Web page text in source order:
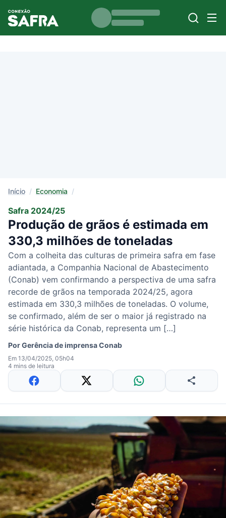
Início / Economia /
Safra 2024/25
Produção de grãos é estimada em
330,3 milhões de toneladas
Com a colheita das culturas de primeira safra em fase
adiantada, a Companhia Nacional de Abastecimento
(Conab) vem confirmando a perspectiva de uma safra
recorde de grãos na temporada 2024/25, agora
estimada em 330,3 milhões de toneladas. O volume,
se confirmado, além de ser o maior já registrado na
série histórica da Conab, representa um […]
PorGerência de imprensa Conab
Em 13/04/2025, 05h04
4 mins de leitura